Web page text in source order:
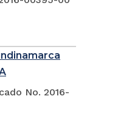
No. 2016-